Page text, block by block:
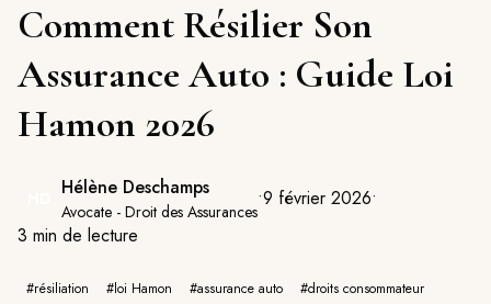
Comment Résilier Son
Assurance Auto : Guide Loi
Hamon 2026
Hélène Deschamps
Avocate - Droit des Assurances
•9 février 2026•
3 min de lecture
#résiliation #loi Hamon #assurance auto #droits consommateur